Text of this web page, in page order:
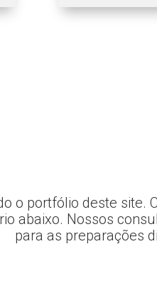
o portfólio deste site.
abaixo. Nossos
para as preparações